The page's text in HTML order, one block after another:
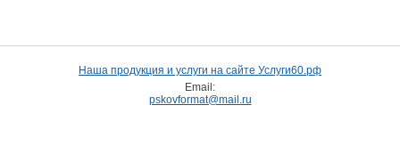
Наша продукция и услуги на сайте Услуги60.рф
Email:
pskovformat@mail.ru